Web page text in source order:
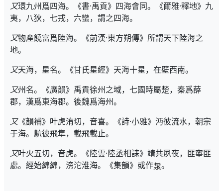
又環九州爲四海。《書·禹貢》四海會同。《爾雅·釋地》九
夷，八狄，七戎，六蠻，謂之四海。
又物產饒富爲陸海。《前漢·東方朔傳》所謂天下陸海之
地。
又天海，星名。《甘氏星經》天海十星，在壁西南。
又州名。《廣韻》禹貢徐州之域，七國時屬楚，秦爲薛
郡，漢爲東海郡。後魏爲海州。
又《韻補》叶虎洧切，音喜。《詩·小雅》沔彼流水，朝宗
于海。鴥彼飛隼，載飛載止。
又叶火五切，音虎。《陸雲·陸丞相誄》靖共夙夜，匪寧匪
處。經始綿綿，滂沱淮海。《集韻》或作
。